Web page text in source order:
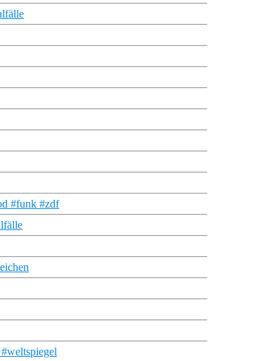
#funk #zdf